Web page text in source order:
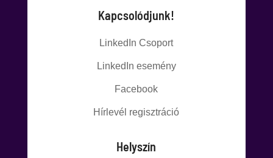
Kapcsolódjunk!
LinkedIn Csoport
LinkedIn esemény
Facebook
Hírlevél regisztráció
Helyszín